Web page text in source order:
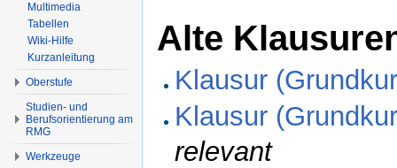
Alte
Klausur
Klausur
relevant
Multimedia
Tabellen
Wiki-Hilfe
Kurzanleitung
Oberstufe
Studien- und
Berufsorientierung am
RMG
Werkzeuge